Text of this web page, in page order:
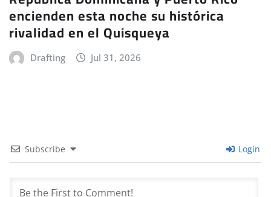
encienden esta noche su histórica
rivalidad en el Quisqueya
Drafting Jul 31, 2026
Subscribe Login